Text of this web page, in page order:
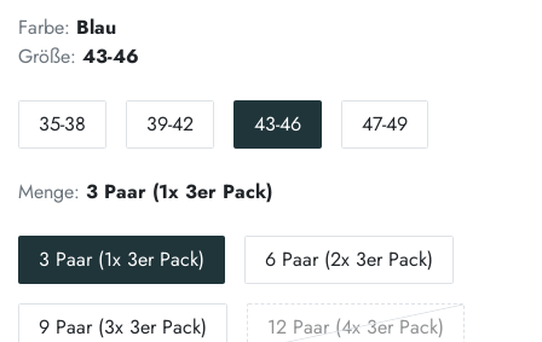
Farbe: Blau
Größe: 43-46
35-38 39-42 43-46 47-49
Menge: 3 Paar (1x 3er Pack)
3 Paar (1x 3er Pack) 6 Paar (2x 3er Pack)
9 Paar (3x 3er Pack) 12 Paar (4x 3er Pack)